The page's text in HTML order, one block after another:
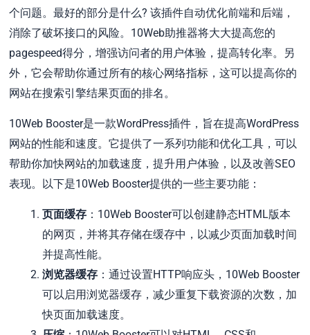
个问题。最好的部分是什么? 该插件自动优化前端和后端，
消除了破坏接口的风险。10Web助推器将大大提高您的
pagespeed得分，增强访问者的用户体验，提高转化率。另
外，它会帮助你通过所有的核心网络指标，这可以提高你的
网站在搜索引擎结果页面的排名。
10Web Booster是一款WordPress插件，旨在提高WordPress
网站的性能和速度。它提供了一系列功能和优化工具，可以
帮助你加快网站的加载速度，提升用户体验，以及改善SEO
表现。以下是10Web Booster提供的一些主要功能：
页面缓存 ：10Web Booster可以创建静态HTML版本
的网页，并将其存储在缓存中，以减少页面加载时间
并提高性能。
浏览器缓存 ：通过设置HTTP响应头，10Web Booster
可以启用浏览器缓存，减少重复下载资源的次数，加
快页面加载速度。